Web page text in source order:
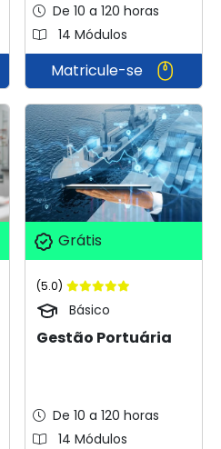
De 10 a 120 horas
14 Módulos
Matricule-se
Grátis
(5.0)
Básico
Gestão Portuária
De 10 a 120 horas
14 Módulos